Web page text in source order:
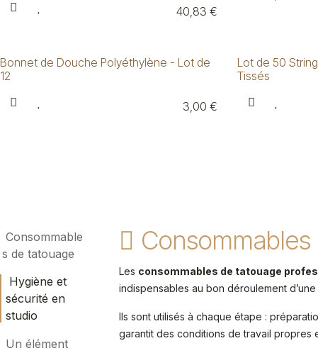
40,83 €
Bonnet de Douche Polyéthylène - Lot de
12
3,00 €
Lot de 50
Tissés
Consommable
s de tatouage
Hygiène et
sécurité en
studio
Un élément
Les consommables de tatouage
indispensables au bon déroulement
Ils sont utilisés à chaque étape :
garantit des conditions de travail propres